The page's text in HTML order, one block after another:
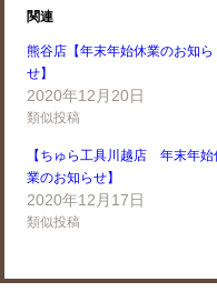
関連
熊谷店【年末年始休業のお知ら
せ】
2020年12月20日
類似投稿
【ちゅら工具川越店 年末年始
業のお知らせ】
2020年12月17日
類似投稿